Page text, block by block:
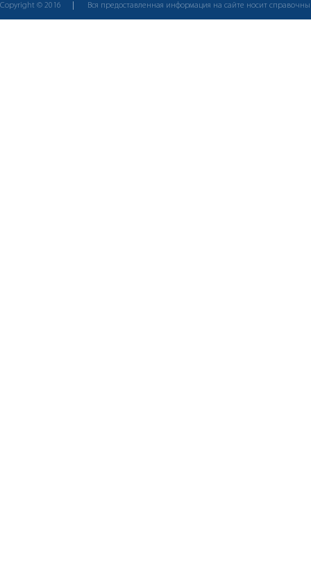
Copyright © 2016 Вся предоставленная информация на сайте носит